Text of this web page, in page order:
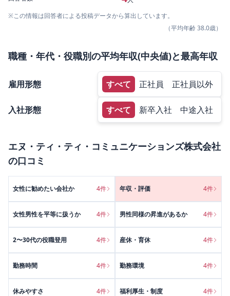
※この情報は回答者による投稿データから算出しています。
（平均年齢38.0歳）
職種・年代・役職別の平均年収(中央値)と最高年収
雇用形態 すべて 正社員 正社員以外
入社形態 すべて 新卒入社 中途入社
エヌ・ティ・ティ・コミュニケーションズ株式会社
の口コミ
女性に勧めたい会社か 4件 年収・評価 4件
女性男性を平等に扱うか 4件 男性同様の昇進があるか 4件
2〜30代の役職登用 4件 産休・育休 4件
勤務時間 4件 勤務環境 4件
休みやすさ 4件 福利厚生・制度 4件